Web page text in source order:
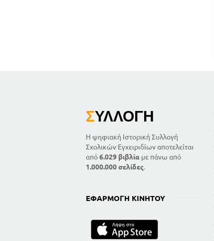
ΣΥΛΛΟΓΉ
Η ψηφιακή Ιστορική Συλλογή
Σχολικών Εγχειριδίων αποτελείται
από6.029 βιβλία με πάνω από
1.000.000 σελίδες.
ΕΦΑΡΜΟΓΉ ΚΙΝΗΤΟΎ